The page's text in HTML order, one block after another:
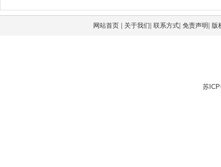
网站首页| 关于我们 联系方式| 免责声明 版
苏ICP